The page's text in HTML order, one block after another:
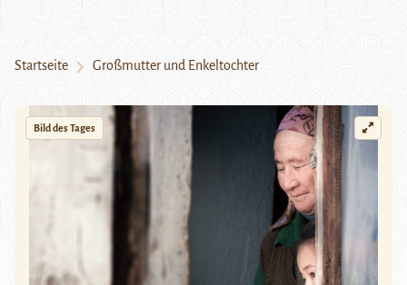
Startseite Großmutter und Enkeltochter
Bild des Tages